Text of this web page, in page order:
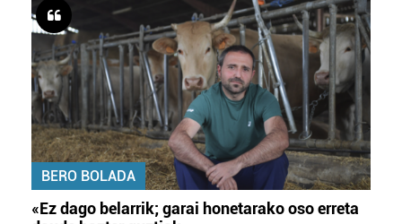
BERO BOLADA
«Ez dago belarrik; garai honetarako oso erreta